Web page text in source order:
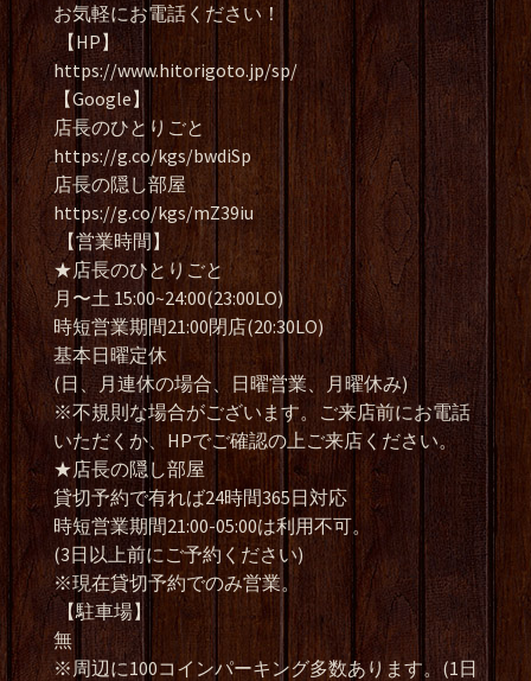
お気軽にお電話ください！
【HP】
https://www.hitorigoto.jp/sp/
【Google】
店長のひとりごと
https://g.co/kgs/bwdiSp
店長の隠し部屋
https://g.co/kgs/mZ39iu
【営業時間】
★店長のひとりごと
月〜土 15:00~24:00(23:00LO)
時短営業期間21:00閉店(20:30LO)
基本日曜定休
(日、月連休の場合、日曜営業、月曜休み)
※不規則な場合がございます。ご来店前にお電話
いただくか、HPでご確認の上ご来店ください。
★店長の隠し部屋
貸切予約で有れば24時間365日対応
時短営業期間21:00-05:00は利用不可。
(3日以上前にご予約ください)
※現在貸切予約でのみ営業。
【駐車場】
無
※周辺に100コインパーキング多数あります。(1日